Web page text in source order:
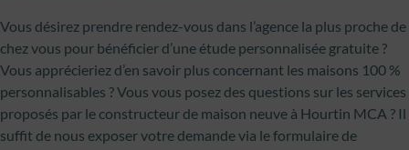
Vous désirez prendre rendez-vous dans l’agence la plus proche de
chez vous pour bénéficier d’une étude personnalisée gratuite ?
Vous apprécieriez d’en savoir plus concernant les maisons 100 %
personnalisables ? Vous vous posez des questions sur les services
proposés par le constructeur de maison neuve à Hourtin MCA ? Il
suffit de nous exposer votre demande via le formulaire de